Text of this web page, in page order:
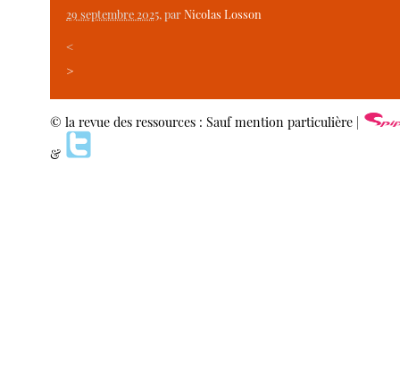
29 septembre 2025, parNicolas Losson
<
>
© la revue des ressources : Sauf mention particulière |
&